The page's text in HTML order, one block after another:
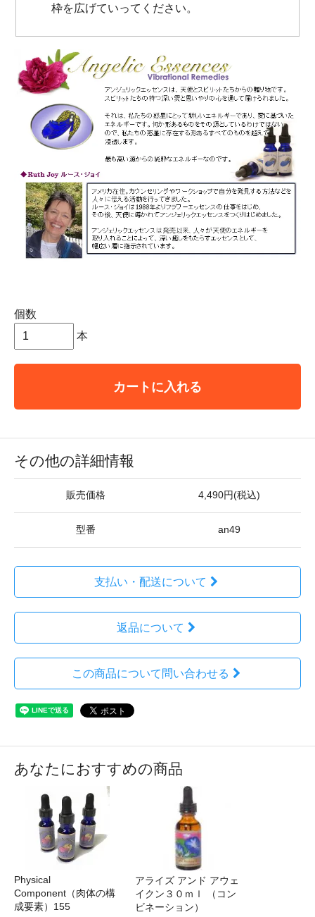
枠を広げていってください。
個数
本
カートに入れる
その他の詳細情報
販売価格 4,490円(税込)
型番 an49
支払い・配送について
返品について
この商品について問い合わせる
あなたにおすすめの商品
Physical
Component（肉体の構
成要素）155
アライズ アンド アウェ
イクン３０ｍｌ （コン
ビネーション）